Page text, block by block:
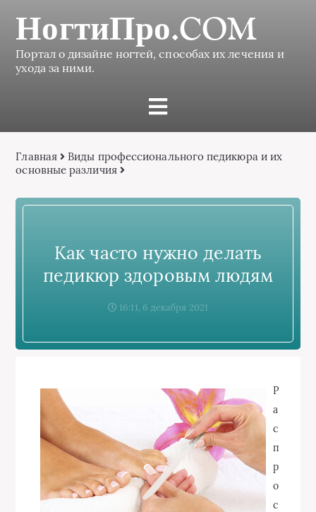
НогтиПро.COM
Портал о дизайне ногтей, способах их лечения и
ухода за ними.
Главная
Виды профессионального педикюра и их
основные различия
Как часто нужно делать
педикюр здоровым людям
16:11, 6 декабря 2021
Р
а
с
п
р
о
с